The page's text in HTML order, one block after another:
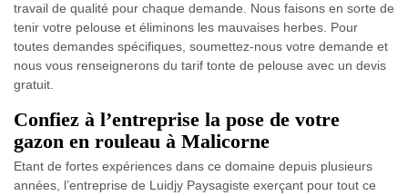
travail de qualité pour chaque demande. Nous faisons en sorte de
tenir votre pelouse et éliminons les mauvaises herbes. Pour
toutes demandes spécifiques, soumettez-nous votre demande et
nous vous renseignerons du tarif tonte de pelouse avec un devis
gratuit.
Confiez à l’entreprise la pose de votre
gazon en rouleau à Malicorne
Etant de fortes expériences dans ce domaine depuis plusieurs
années, l’entreprise de Luidjy Paysagiste exerçant pour tout ce